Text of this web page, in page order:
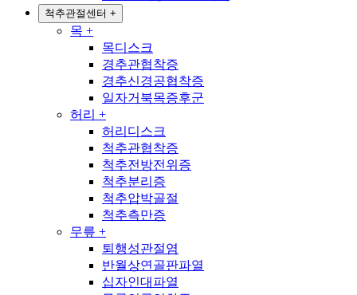
척추관절센터 +
목 +
목디스크
경추관협착증
경추신경공협착증
일자거북목증후군
허리 +
허리디스크
척추관협착증
척추전방전위증
척추분리증
척추압박골절
척추측만증
무릎 +
퇴행성관절염
반월상연골판파열
십자인대파열